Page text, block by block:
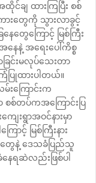
ချ ထားကြပြီး စစ်
ားတွေကို သွားလာခွင့်
တွေကြောင့် မြစ်ကြီး
နေနဲ့ အရေးပေါ်ကိစ္စ
ြင်းမလုပ်သေးတာ
ြုထားပါတယ်။
းကြောင်းက
စ်တပ်ကအကြောင်းပြ
ေးရွာအဝင်နားမှာ
ာင့် မြစ်ကြီးနား
တွေနဲ့ ဒေသခံပြည်သူ
ေရဆဲလည်းဖြစ်ပါ